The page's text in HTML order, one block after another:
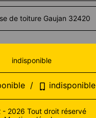
de toiture Gaujan 32420
indisponible
/ indisponible
2026 Tout droit réservé